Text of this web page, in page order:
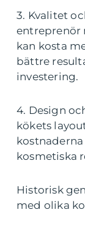
3. Kvalitet
entreprenör
kan kosta
bättre
investering.
4. Design
kökets
kosmetiska
Historisk
med olika